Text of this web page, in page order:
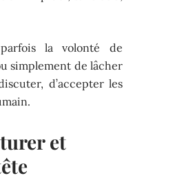
la volonté de
simplement de lâcher
d’accepter les
et